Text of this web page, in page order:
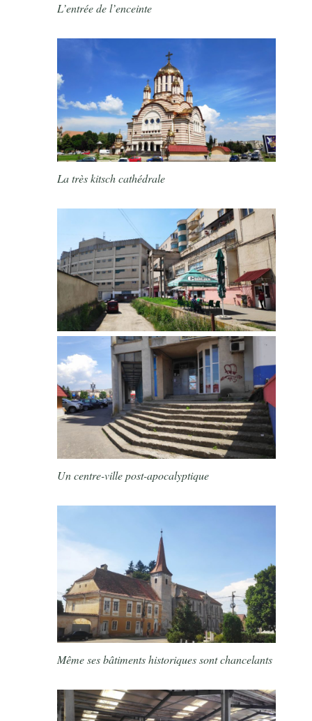
L’entrée de l’enceinte
La très kitsch cathédrale
Un centre-ville post-apocalyptique
Même ses bâtiments historiques sont chancelants